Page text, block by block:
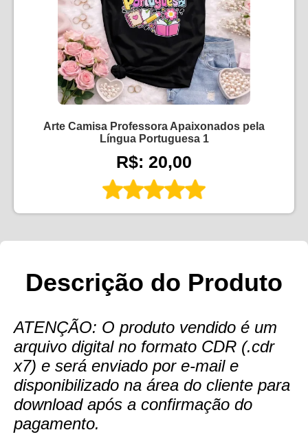
Arte Camisa Professora Apaixonados pela
Língua Portuguesa 1
R$: 20,00
Descrição do Produto
ATENÇÃO: O produto vendido é um
arquivo digital no formato CDR (.cdr
x7) e será enviado por e-mail e
disponibilizado na área do cliente para
download após a confirmação do
pagamento.